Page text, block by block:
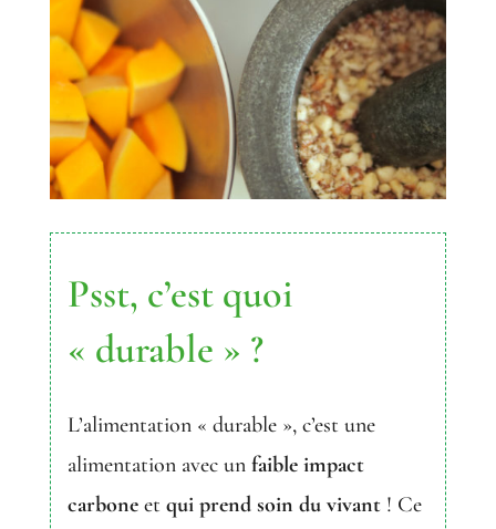
Psst, c’est quoi
« durable » ?
L’alimentation « durable », c’est une
alimentation avec un faible impact
carboneet qui prend soin du vivant! Ce